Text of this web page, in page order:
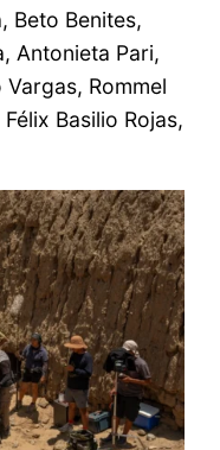
Beto Benites,
Antonieta Pari,
Rommel
Basilio Rojas,